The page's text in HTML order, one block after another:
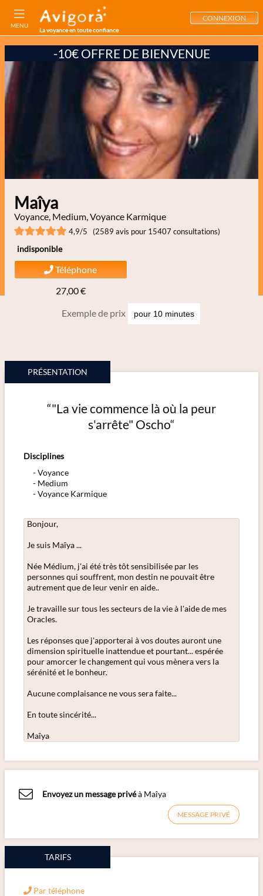
MENU
La voyance en toute confiance
CONNEXION
-10€ OFFRE DE BIENVENUE
Maîya
Voyance, Medium, Voyance Karmique
4,9/5 (2589 avis pour 15407 consultations)
indisponible
Téléphone
27,00 €
Exemple de prix
PRÉSENTATION
“"La vie commence là où la peur
s'arrête" Oscho“
Disciplines
Voyance
Medium
Voyance Karmique
Bonjour,
Je suis Maîya ...
Née Médium, j'ai été très tôt sensibilisée par les
personnes qui souffrent, mon destin ne pouvait être
autrement que de leur venir en aide..
Je travaille sur tous les secteurs de la vie à l'aide de mes
Oracles.
Les réponses que j'apporterai à vos doutes auront une
dimension spirituelle inattendue et pourtant... espérée
pour amorcer le changement qui vous mènera vers la
sérénité et le bonheur.
Aucune complaisance ne vous sera faite...
En toute sincérité...
Maîya
Envoyez un message privéà Maîya
MESSAGE PRIVÉ
TARIFS
Par téléphone